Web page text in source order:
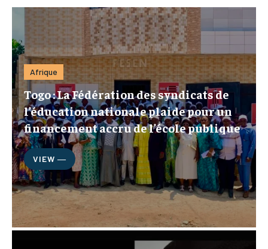
Afrique
Togo : La Fédération des syndicats de
l’éducation nationale plaide pour un
financement accru de l’école publique
VIEW ―